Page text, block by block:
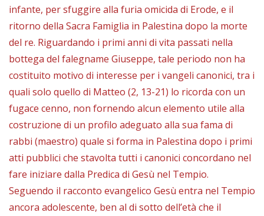
infante, per sfuggire alla furia omicida di Erode, e il
ritorno della Sacra Famiglia in Palestina dopo la morte
del re. Riguardando i primi anni di vita passati nella
bottega del falegname Giuseppe, tale periodo non ha
costituito motivo di interesse per i vangeli canonici, tra i
quali solo quello di Matteo (2, 13-21) lo ricorda con un
fugace cenno, non fornendo alcun elemento utile alla
costruzione di un profilo adeguato alla sua fama di
rabbi (maestro) quale si forma in Palestina dopo i primi
atti pubblici che stavolta tutti i canonici concordano nel
fare iniziare dalla Predica di Gesù nel Tempio.
Seguendo il racconto evangelico Gesù entra nel Tempio
ancora adolescente, ben al di sotto dell’età che il